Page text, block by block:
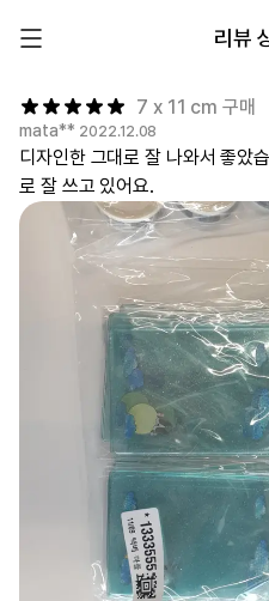
7 x 11 cm 구매
mata** 2022.12.08
디자인한 그대로 잘 나와서 좋았
로 잘 쓰고 있어요.
리뷰
1분컷 무료 템플릿 대량 주문
문구/오피스
의류 카테고
전체상품
셔츠